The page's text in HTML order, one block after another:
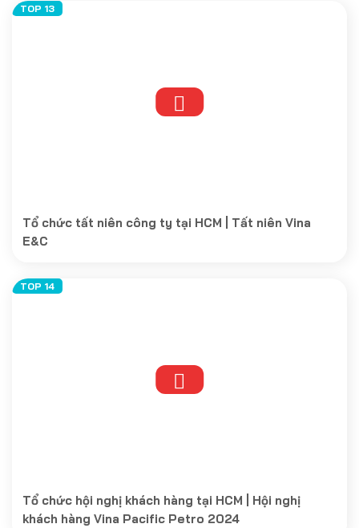
Tổ chức tất niên công ty tại HCM | Tất niên Vina
E&C
Tổ chức hội nghị khách hàng tại HCM | Hội nghị
khách hàng Vina Pacific Petro 2024